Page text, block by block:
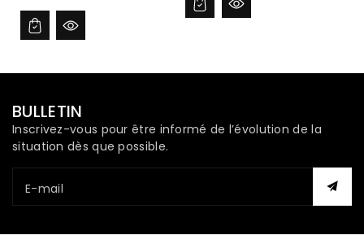
BULLETIN
Inscrivez-vous pour être informé de l’évolution de la
situation dès que possible.
E-mail